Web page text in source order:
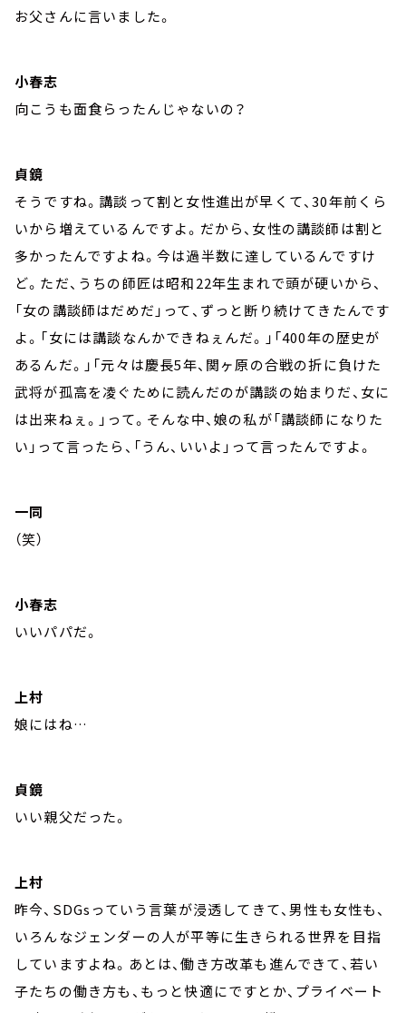
お父さんに言いました。
小春志
向こうも面食らったんじゃないの？
貞鏡
そうですね。講談って割と女性進出が早くて、30年前くら
いから増えているんですよ。だから、女性の講談師は割と
多かったんですよね。今は過半数に達しているんですけ
ど。ただ、うちの師匠は昭和22年生まれで頭が硬いから、
「女の講談師はだめだ」って、ずっと断り続けてきたんです
よ。「女には講談なんかできねぇんだ。」「400年の歴史が
あるんだ。」「元々は慶長5年、関ヶ原の合戦の折に負けた
武将が孤高を凌ぐために読んだのが講談の始まりだ、女に
は出来ねぇ。」って。そんな中、娘の私が「講談師になりた
い」って言ったら、「うん、いいよ」って言ったんですよ。
一同
（笑）
小春志
いいパパだ。
上村
娘にはね…
貞鏡
いい親父だった。
上村
昨今、SDGsっていう言葉が浸透してきて、男性も女性も、
いろんなジェンダーの人が平等に生きられる世界を目指
していますよね。あとは、働き方改革も進んできて、若い
子たちの働き方も、もっと快適にですとか、プライベート